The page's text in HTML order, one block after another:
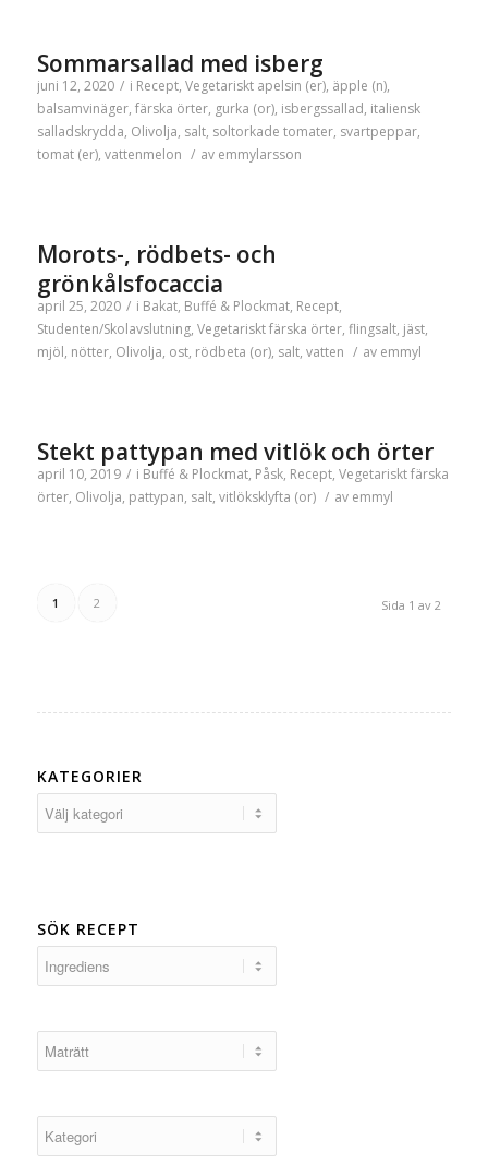
Sommarsallad med isberg
juni 12, 2020 / i Recept, Vegetariskt apelsin (er), äpple (n),
balsamvinäger, färska örter, gurka (or), isbergssallad, italiensk
salladskrydda, Olivolja, salt, soltorkade tomater, svartpeppar,
tomat (er), vattenmelon / av emmylarsson
Morots-, rödbets- och
grönkålsfocaccia
april 25, 2020 / i Bakat, Buffé & Plockmat, Recept,
Studenten/Skolavslutning, Vegetariskt färska örter, flingsalt, jäst,
mjöl, nötter, Olivolja, ost, rödbeta (or), salt, vatten / av emmyl
Stekt pattypan med vitlök och örter
april 10, 2019 / i Buffé & Plockmat, Påsk, Recept, Vegetariskt färska
örter, Olivolja, pattypan, salt, vitlöksklyfta (or) / av emmyl
Sida 1 av 2
1 2
KATEGORIER
SÖK RECEPT